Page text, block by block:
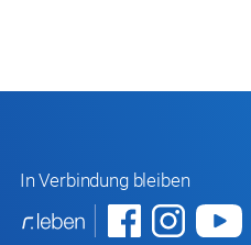
In Verbindung bleiben